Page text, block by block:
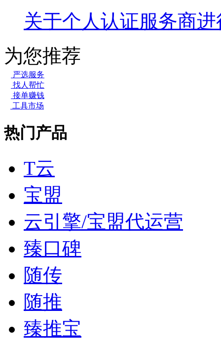
关于个人认证服务商
为您推荐
严选服务
找人帮忙
接单赚钱
工具市场
热门产品
T云
宝盟
云引擎/宝盟代运营
臻口碑
随传
随推
臻推宝